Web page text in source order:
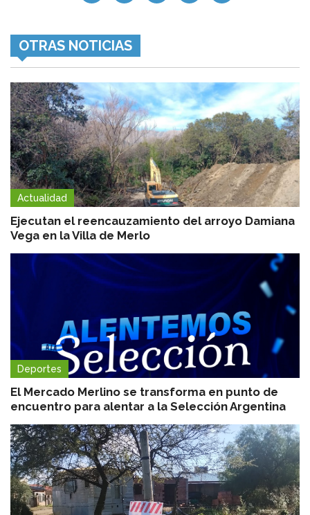
OTRAS NOTICIAS
Actualidad
Ejecutan el reencauzamiento del arroyo Damiana
Vega en la Villa de Merlo
Deportes
El Mercado Merlino se transforma en punto de
encuentro para alentar a la Selección Argentina